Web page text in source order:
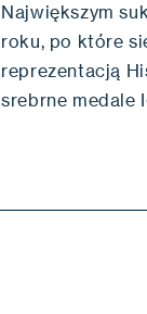
Największym
roku, po które
reprezentacją
srebrne medale